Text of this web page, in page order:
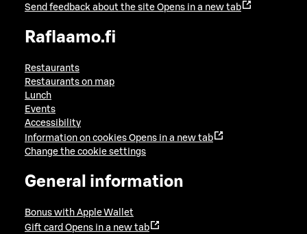
Send feedback about the site Opens in a new tab
Raflaamo.fi
Restaurants
Restaurants on map
Lunch
Events
Accessibility
Information on cookies Opens in a new tab
Change the cookie settings
General information
Bonus with Apple Wallet
Gift card Opens in a new tab